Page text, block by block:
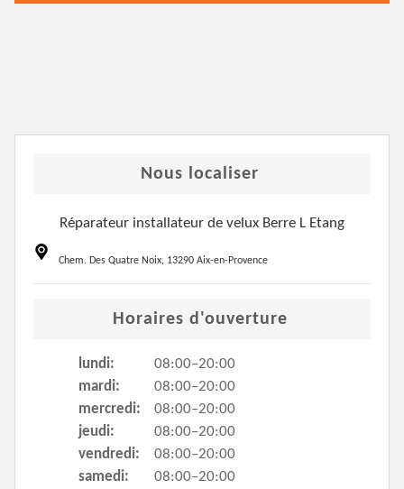
Nous localiser
Réparateur installateur de velux Berre L Etang
Chem. Des Quatre Noix, 13290 Aix-en-Provence
Horaires d'ouverture
lundi:
08:00–20:00
mardi:
08:00–20:00
mercredi:
08:00–20:00
jeudi:
08:00–20:00
vendredi:
08:00–20:00
samedi:
08:00–20:00